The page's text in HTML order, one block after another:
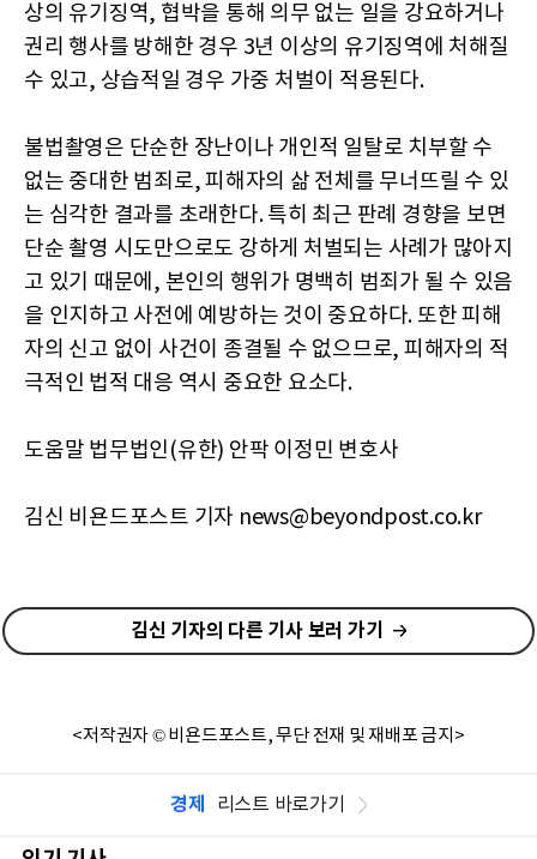
상의 유기징역, 협박을 통해 의무 없는 일을 강요하거나
권리 행사를 방해한 경우 3년 이상의 유기징역에 처해질
수 있고, 상습적일 경우 가중 처벌이 적용된다.
불법촬영은 단순한 장난이나 개인적 일탈로 치부할 수
없는 중대한 범죄로, 피해자의 삶 전체를 무너뜨릴 수 있
는 심각한 결과를 초래한다. 특히 최근 판례 경향을 보면
단순 촬영 시도만으로도 강하게 처벌되는 사례가 많아지
고 있기 때문에, 본인의 행위가 명백히 범죄가 될 수 있음
을 인지하고 사전에 예방하는 것이 중요하다. 또한 피해
자의 신고 없이 사건이 종결될 수 없으므로, 피해자의 적
극적인 법적 대응 역시 중요한 요소다.
도움말 법무법인(유한) 안팍 이정민 변호사
김신 비욘드포스트 기자 news@beyondpost.co.kr
김신 기자의 다른 기사 보러 가기
<저작권자 © 비욘드포스트, 무단 전재 및 재배포 금지>
경제 리스트 바로가기